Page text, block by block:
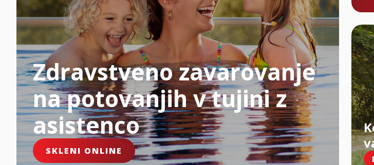
Zdravstveno zavarovanje
na potovanjih v tujini z
asistenco
SKLENI ONLINE